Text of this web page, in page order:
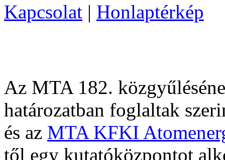
Kapcsolat | Honlaptérkép
Az MTA 182.
határozatban foglaltak
és az MTA KFKI
től egy kutatóközpontot